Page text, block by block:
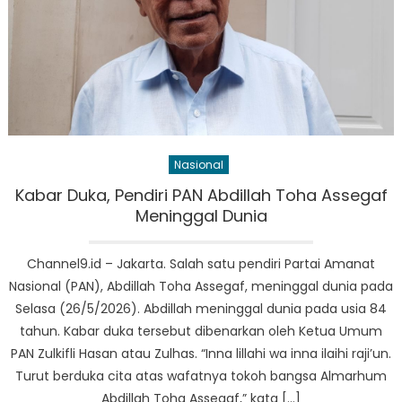
Nasional
Kabar Duka, Pendiri PAN Abdillah Toha Assegaf
Meninggal Dunia
Channel9.id – Jakarta. Salah satu pendiri Partai Amanat
Nasional (PAN), Abdillah Toha Assegaf, meninggal dunia pada
Selasa (26/5/2026). Abdillah meninggal dunia pada usia 84
tahun. Kabar duka tersebut dibenarkan oleh Ketua Umum
PAN Zulkifli Hasan atau Zulhas. “Inna lillahi wa inna ilaihi raji’un.
Turut berduka cita atas wafatnya tokoh bangsa Almarhum
Abdillah Toha Assegaf,” kata […]